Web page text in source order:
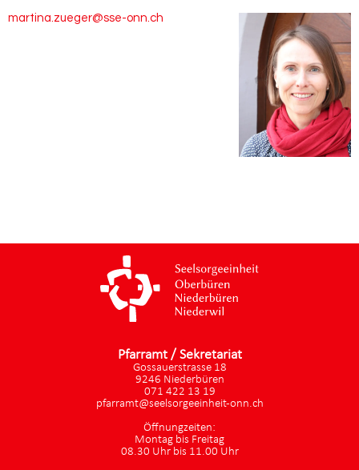
martina.zueger@sse-onn.ch
Pfarramt / Sekretariat
Gossauerstrasse 18
9246 Niederbüren
071 422 13 19
pfarramt@seelsorgeeinheit-onn.ch
Öffnungzeiten:
Montag bis Freitag
08.30 Uhr bis 11.00 Uhr